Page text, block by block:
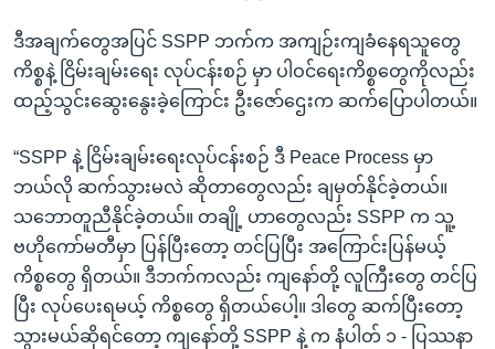
ဒီအချက်တွေအပြင် SSPP ဘက်က အကျဉ်းကျခံနေရသူတွေ
ကိစ္စနဲ့ ငြိမ်းချမ်းရေး လုပ်ငန်းစဉ် မှာ ပါဝင်ရေးကိစ္စတွေကိုလည်း
ထည့်သွင်းဆွေးနွေးခဲ့ကြောင်း ဦးဇော်ဌေးက ဆက်ပြောပါတယ်။
“SSPP နဲ့ ငြိမ်းချမ်းရေးလုပ်ငန်းစဉ် ဒီ Peace Process မှာ
ဘယ်လို ဆက်သွားမလဲ ဆိုတာတွေလည်း ချမှတ်နိုင်ခဲ့တယ်။
သဘောတူညီနိုင်ခဲ့တယ်။ တချို့ ဟာတွေလည်း SSPP က သူ့
ဗဟိုကော်မတီမှာ ပြန်ပြီးတော့ တင်ပြပြီး အကြောင်းပြန်မယ့်
ကိစ္စတွေ ရှိတယ်။ ဒီဘက်ကလည်း ကျနော်တို့ လူကြီးတွေ တင်ပြ
ပြီး လုပ်ပေးရမယ့် ကိစ္စတွေ ရှိတယ်ပေါ့။ ဒါတွေ ဆက်ပြီးတော့
သွားမယ်ဆိုရင်တော့ ကျနော်တို့ SSPP နဲ့ က နံပါတ် ၁ - ပြဿနာ